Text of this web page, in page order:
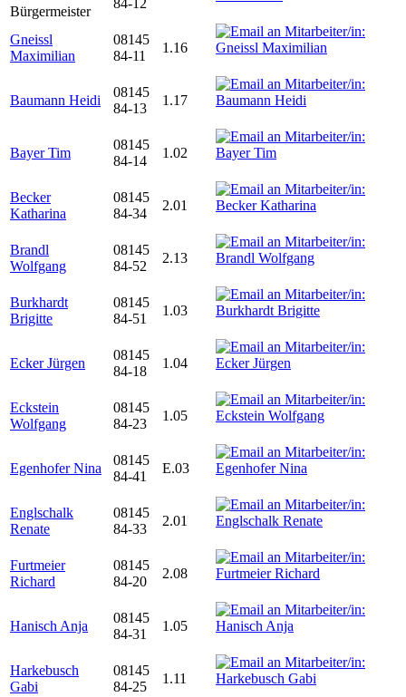
Bürgermeister
84-12
Gneissl
Maximilian
08145
84-11
1.16
Baumann Heidi
08145
84-13
1.17
Bayer Tim
08145
84-14
1.02
Becker
Katharina
08145
84-34
2.01
Brandl
Wolfgang
08145
84-52
2.13
Burkhardt
Brigitte
08145
84-51
1.03
Ecker Jürgen
08145
84-18
1.04
Eckstein
Wolfgang
08145
84-23
1.05
Egenhofer Nina
08145
84-41
E.03
Englschalk
Renate
08145
84-33
2.01
Furtmeier
Richard
08145
84-20
2.08
Hanisch Anja
08145
84-31
1.05
Harkebusch
Gabi
08145
84-25
1.11